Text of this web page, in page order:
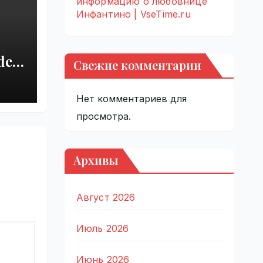
Инфантино | VseTime.ru
Свежие комментарии
Нет комментариев для
просмотра.
Архивы
Август 2026
Июль 2026
Июнь 2026